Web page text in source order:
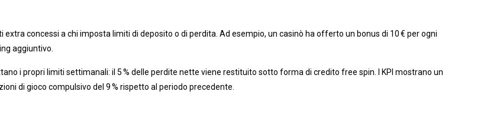
concessi a chi imposta limiti di deposito o di perdita. Ad esempio, un casinò ha offerto un bonus di 10 € per ogni
aggiuntivo.
i propri limiti settimanali: il 5 % delle perdite nette viene restituito sotto forma di credito free spin. I KPI mostrano un
di gioco compulsivo del 9 % rispetto al periodo precedente.